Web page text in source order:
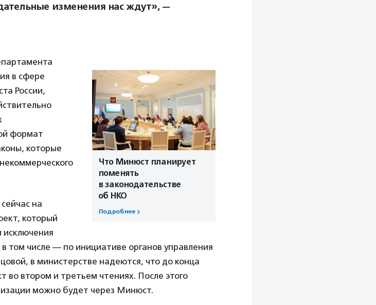
изменения нас ждут», —
Что Минюст планирует
поменять
в законодательстве
об НКО
Подробнее
в сфере
России,
формат
которые
на
который
исключения
том числе — по инициативе органов управления
в министерстве надеются, что до конца
во втором и третьем чтениях. После этого
можно будет через Минюст.